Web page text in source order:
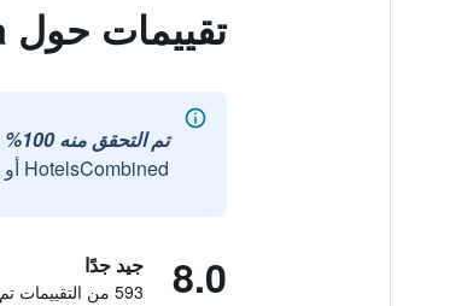
تقييمات حول Guesthouse Albergoalberga
تم التحقق منه 100%
HotelsCombined أو مع شركائنا الخارجيين الموثوقين.
8.0 جيد جدًا
593 من التقييمات تم التحقق منها